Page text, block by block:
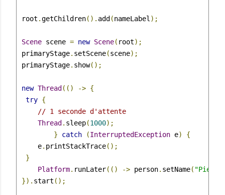
root .getChildren(). add (nameLabel );
Scene scene = new Scene( root);
primaryStage. setScene(scene);
primaryStage. show();
new Thread (() -> {
try {
// 1 seconde d'attente
Thread . sleep(1000);
}
catch (InterruptedException e)
{
     e
. printStackTrace();
}
Platform. runLater(() -> person. setName(
}). start ();